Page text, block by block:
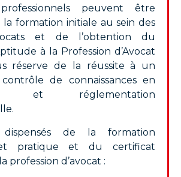
peuvent être
la formation initiale au sein des
et de l’obtention du
à la Profession d’Avocat
réserve de la réussite à un
de connaissances en
et réglementation
de la formation
pratique et du certificat
profession d’avocat :